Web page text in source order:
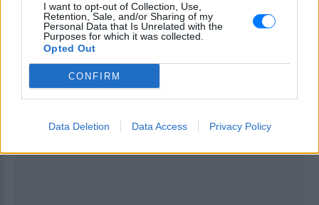
I want to opt-out of Collection, Use,
Retention, Sale, and/or Sharing of my
Personal Data that Is Unrelated with the
Purposes for which it was collected.
Opted Out
CONFIRM
Data Deletion Data Access Privacy Policy